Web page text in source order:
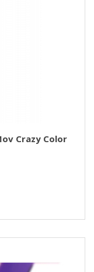
Crazy Color